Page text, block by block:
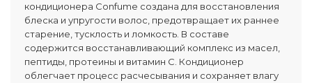
кондиционера Confume создана для восстановления
блеска и упругости волос, предотвращает их раннее
старение, тусклость и ломкость. В составе
содержится восстанавливающий комплекс из масел,
пептиды, протеины и витамин С. Кондиционер
облегчает процесс расчесывания и сохраняет влагу